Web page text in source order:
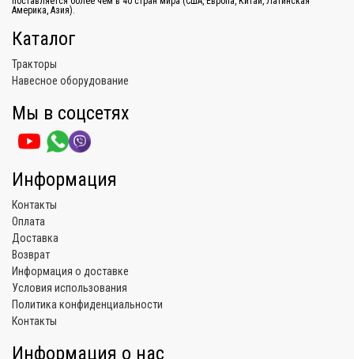
Америка, Азия).
Каталог
Тракторы
Навесное оборудование
Мы в соцсетях
Информация
Контакты
Оплата
Доставка
Возврат
Информация о доставке
Условия использования
Политика конфиденциальности
Контакты
Информация о нас